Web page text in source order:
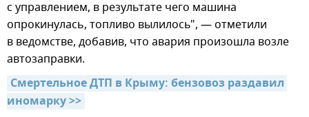
с управлением, в результате чего машина
опрокинулась, топливо вылилось", — отметили
в ведомстве, добавив, что авария произошла возле
автозаправки.
Смертельное ДТП в Крыму: бензовоз раздавил
иномарку >>